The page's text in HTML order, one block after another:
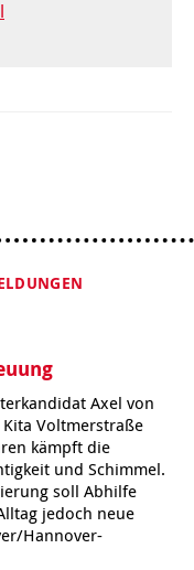
Axel von
Voltmerstraße
kämpft die
und Schimmel.
soll Abhilfe
jedoch neue
Hannover-